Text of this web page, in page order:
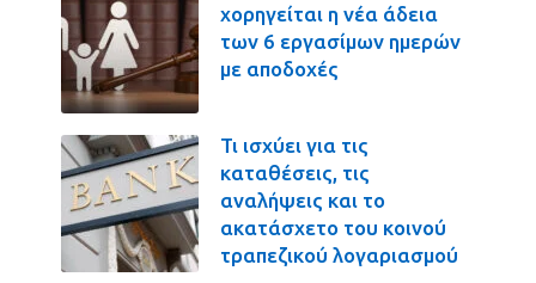
χορηγείται η νέα άδεια
των 6 εργασίμων ημερών
με αποδοχές
Τι ισχύει για τις
καταθέσεις, τις
αναλήψεις και το
ακατάσχετο του κοινού
τραπεζικού λογαριασμού